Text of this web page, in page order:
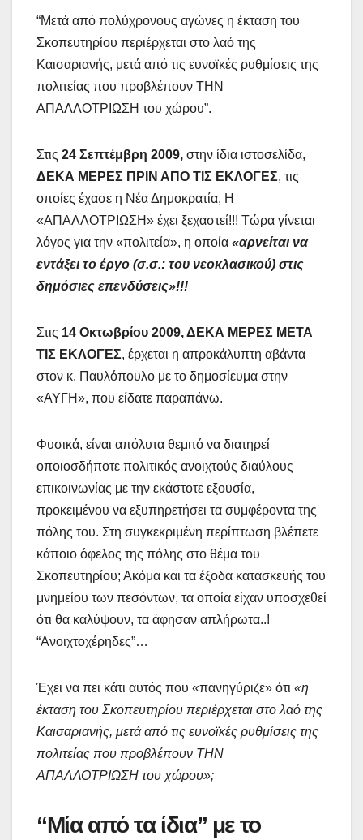
“Μετά από πολύχρονους αγώνες η έκταση του
Σκοπευτηρίου περιέρχεται στο λαό της
Καισαριανής, μετά από τις ευνοϊκές ρυθμίσεις της
πολιτείας που προβλέπουν ΤΗΝ
ΑΠΑΛΛΟΤΡΙΩΣΗ του χώρου”.
Στις 24 Σεπτέμβρη 2009, στην ίδια ιστοσελίδα,
ΔΕΚΑ ΜΕΡΕΣ ΠΡΙΝ ΑΠΟ ΤΙΣ ΕΚΛΟΓΕΣ, τις
οποίες έχασε η Νέα Δημοκρατία, Η
«ΑΠΑΛΛΟΤΡΙΩΣΗ» έχει ξεχαστεί!!! Τώρα γίνεται
λόγος για την «πολιτεία», η οποία «αρνείται να
εντάξει το έργο (σ.σ.: του νεοκλασικού) στις
δημόσιες επενδύσεις»!!!
Στις 14 Οκτωβρίου 2009, ΔΕΚΑ ΜΕΡΕΣ ΜΕΤΑ
ΤΙΣ ΕΚΛΟΓΕΣ, έρχεται η απροκάλυπτη αβάντα
στον κ. Παυλόπουλο με το δημοσίευμα στην
«ΑΥΓΗ», που είδατε παραπάνω.
Φυσικά, είναι απόλυτα θεμιτό να διατηρεί
οποιοσδήποτε πολιτικός ανοιχτούς διαύλους
επικοινωνίας με την εκάστοτε εξουσία,
προκειμένου να εξυπηρετήσει τα συμφέροντα της
πόλης του. Στη συγκεκριμένη περίπτωση βλέπετε
κάποιο όφελος της πόλης στο θέμα του
Σκοπευτηρίου; Ακόμα και τα έξοδα κατασκευής του
μνημείου των πεσόντων, τα οποία είχαν υποσχεθεί
ότι θα καλύψουν, τα άφησαν απλήρωτα..!
“Ανοιχτοχέρηδες”…
Έχει να πει κάτι αυτός που «πανηγύριζε» ότι «η
έκταση του Σκοπευτηρίου περιέρχεται στο λαό της
Καισαριανής, μετά από τις ευνοϊκές ρυθμίσεις της
πολιτείας που προβλέπουν ΤΗΝ
ΑΠΑΛΛΟΤΡΙΩΣΗ του χώρου»;
“Μία από τα ίδια” με το